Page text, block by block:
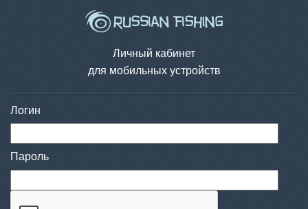
Личный кабинет
для мобильных устройств
Логин
Пароль